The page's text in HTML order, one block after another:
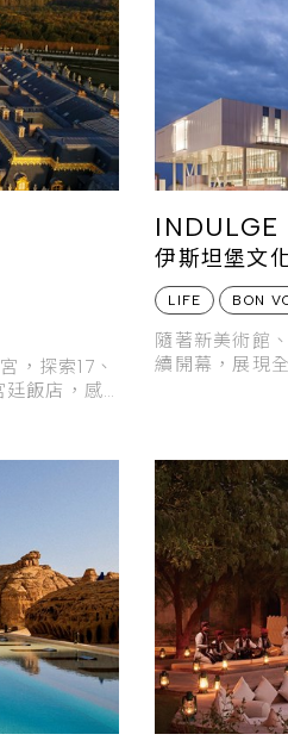
，探索17、
廷飯店，感
伊斯坦堡文
LIFE BON
隨著新美術館
續開幕，展現